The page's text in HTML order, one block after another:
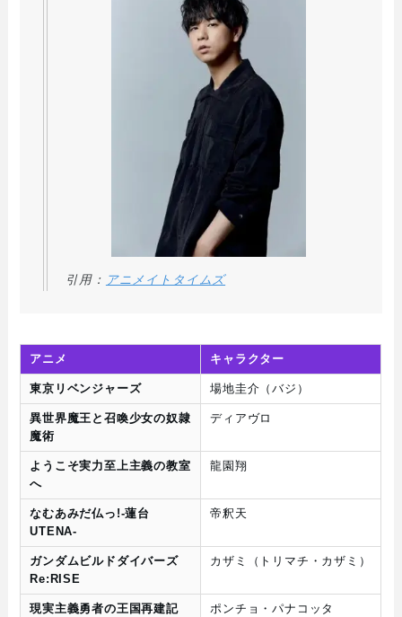
引用： アニメイトタイムズ
アニメ キャラクター
東京リベンジャーズ 場地圭介（バジ）
異世界魔王と召喚少女の奴隷
魔術
ディアヴロ
ようこそ実力至上主義の教室
へ
龍園翔
なむあみだ仏っ!-蓮台
UTENA-
帝釈天
ガンダムビルドダイバーズ
Re:RISE
カザミ（トリマチ・カザミ）
現実主義勇者の王国再建記 ポンチョ・パナコッタ